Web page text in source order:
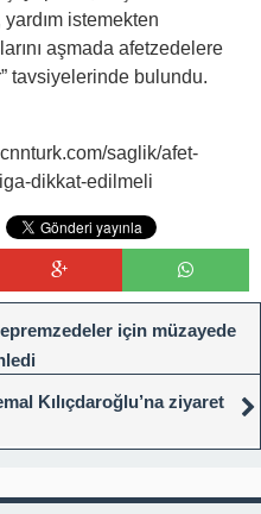
yardım istemekten
aşmada afetzedelere
tavsiyelerinde bulundu.
saglik/afet-
dikkat-edilmeli
için müzayede
Kılıçdaroğlu’na ziyaret